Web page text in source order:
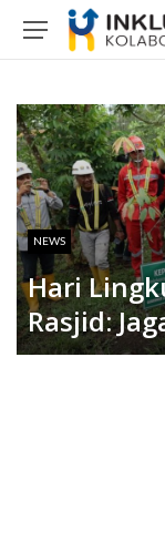
NEWS
Hari
Rasjid: